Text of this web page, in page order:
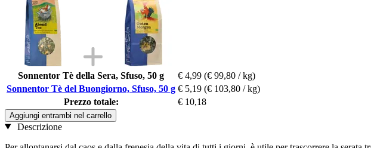
Sonnentor Tè della Sera, Sfuso, 50 g € 4,99 (€ 99,80 / kg)
Sonnentor Tè del Buongiorno, Sfuso, 50 g € 5,19 (€ 103,80 / kg)
Prezzo totale:
€ 10,18
Aggiungi entrambi nel carrello
Descrizione